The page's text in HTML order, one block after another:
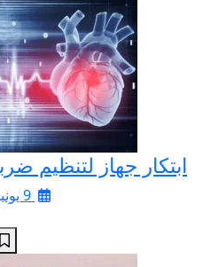
ابتكار جهاز لتنظيم